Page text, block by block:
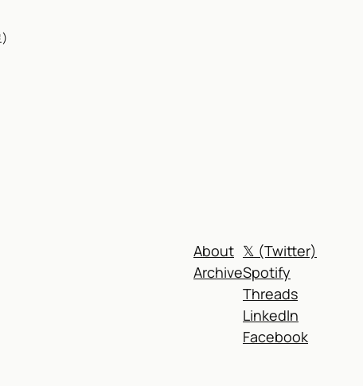
About
Archive
𝕏 (Twitter)
Spotify
Threads
LinkedIn
Facebook